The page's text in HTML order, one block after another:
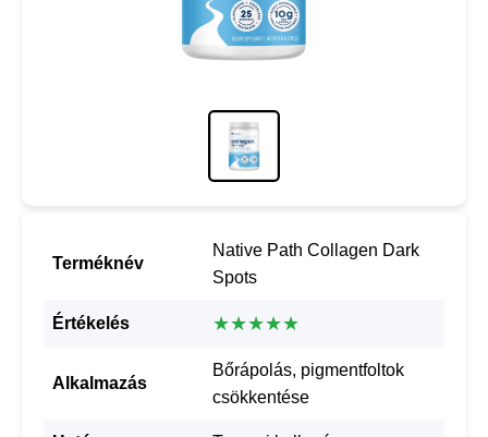
Terméknév
Native Path Collagen Dark
Spots
Értékelés ★★★★★
Alkalmazás
Bőrápolás, pigmentfoltok
csökkentése